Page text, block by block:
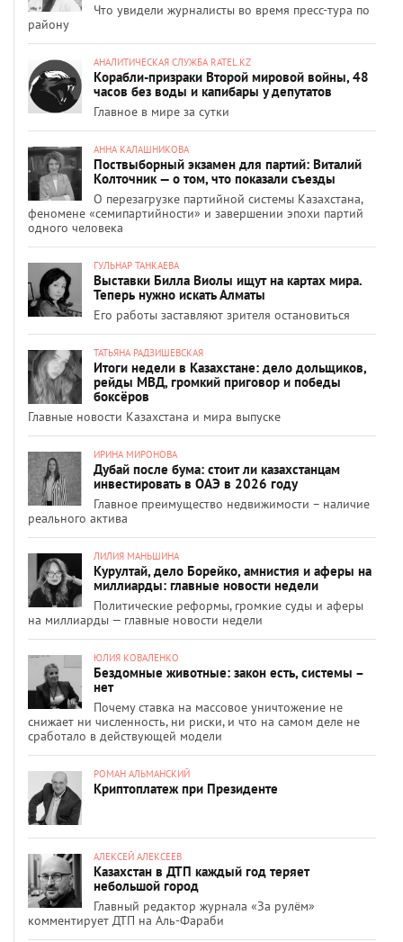
Что увидели журналисты во время пресс-тура по
району
АНАЛИТИЧЕСКАЯ СЛУЖБА RATEL.KZ
Корабли-призраки Второй мировой войны, 48
часов без воды и капибары у депутатов
Главное в мире за сутки
АННА КАЛАШНИКОВА
Поствыборный экзамен для партий: Виталий
Колточник — о том, что показали съезды
О перезагрузке партийной системы Казахстана,
феномене «семипартийности» и завершении эпохи партий
одного человека
ГУЛЬНАР ТАНКАЕВА
Выставки Билла Виолы ищут на картах мира.
Теперь нужно искать Алматы
Его работы заставляют зрителя остановиться
ТАТЬЯНА РАДЗИШЕВСКАЯ
Итоги недели в Казахстане: дело дольщиков,
рейды МВД, громкий приговор и победы
боксёров
Главные новости Казахстана и мира выпуске
ИРИНА МИРОНОВА
Дубай после бума: стоит ли казахстанцам
инвестировать в ОАЭ в 2026 году
Главное преимущество недвижимости – наличие
реального актива
ЛИЛИЯ МАНЬШИНА
Курултай, дело Борейко, амнистия и аферы на
миллиарды: главные новости недели
Политические реформы, громкие суды и аферы
на миллиарды — главные новости недели
ЮЛИЯ КОВАЛЕНКО
Бездомные животные: закон есть, системы –
нет
Почему ставка на массовое уничтожение не
снижает ни численность, ни риски, и что на самом деле не
сработало в действующей модели
РОМАН АЛЬМАНСКИЙ
Криптоплатеж при Президенте
АЛЕКСЕЙ АЛЕКСЕЕВ
Казахстан в ДТП каждый год теряет
небольшой город
Главный редактор журнала «За рулём»
комментирует ДТП на Аль-Фараби